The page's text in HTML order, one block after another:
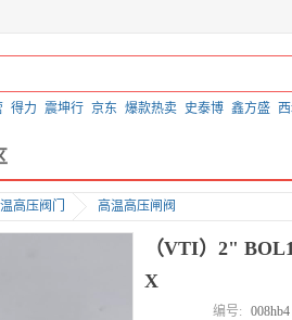
得力 震坤行 京东 爆款热卖 史泰博 鑫方盛
高压阀门 高温高压闸阀
（VTI）2"
X
编号:
008hb4